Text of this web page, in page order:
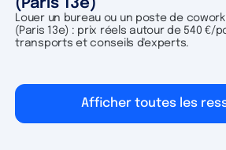
(Paris 13e)
Louer un bureau ou un poste de
(Paris 13e) : prix réels autour de 540 €/
transports et conseils d'experts.
Afficher toutes les